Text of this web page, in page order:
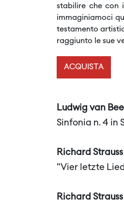
stabilire che con
immaginiamoci
testamento
raggiunto le sue
ACQUISTA
Ludwig van
Sinfonia n. 4 in
Richard Strauss
"Vier letzte
Richard Strauss